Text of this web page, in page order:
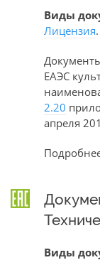
Виды
Лицензия.
ЕАЭС
2.20
апреля
Виды